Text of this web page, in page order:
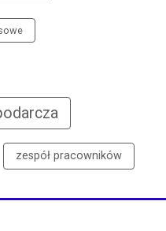
zespół pracowników